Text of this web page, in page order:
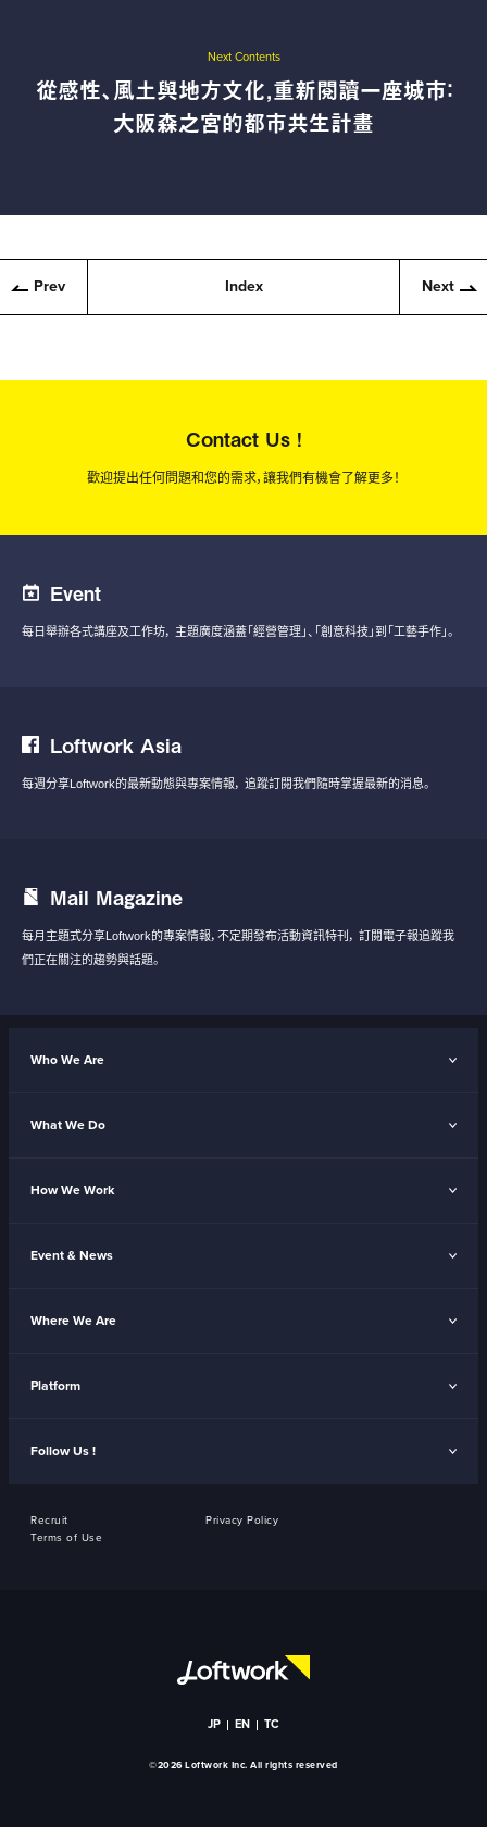
Next Contents
從感性、風土與地方文化，重新閱讀一座城市：
大阪森之宮的都市共生計畫
Prev Index Next
Contact Us !
歡迎提出任何問題和您的需求，讓我們有機會了解更多！
Event
每日舉辦各式講座及工作坊， 主題廣度涵蓋「經營管理」、「創意科技」到「工藝手作」。
Loftwork Asia
每週分享Loftwork的最新動態與專案情報， 追蹤訂閱我們隨時掌握最新的消息。
Mail Magazine
每月主題式分享Loftwork的專案情報，不定期發布活動資訊特刊， 訂閱電子報追蹤我
們正在關注的趨勢與話題。
Who We Are
What We Do
How We Work
Event & News
Where We Are
Platform
Follow Us !
Recruit
Privacy Policy
Terms of Use
JP EN TC
©2026 Loftwork Inc. All rights reserved